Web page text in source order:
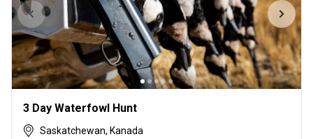
3 Day Waterfowl Hunt
Saskatchewan, Kanada